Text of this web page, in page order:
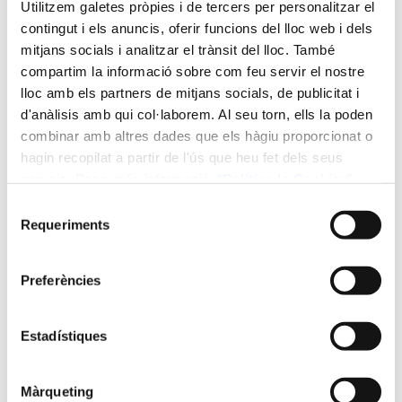
Utilitzem galetes pròpies i de tercers per personalitzar el
contingut i els anuncis, oferir funcions del lloc web i dels
mitjans socials i analitzar el trànsit del lloc. També
compartim la informació sobre com feu servir el nostre
lloc amb els partners de mitjans socials, de publicitat i
d'anàlisis amb qui col·laborem. Al seu torn, ells la poden
combinar amb altres dades que els hàgiu proporcionat o
hagin recopilat a partir de l'ús que heu fet dels seus
Requeriments
Preferències
Estadístiques
Màrqueting
Leonor Deis
David Gramaje Pérez
Diego Olmo García
Antonio Olmos Castello
Juan Emilio Palomares Rius
Durada:
Impartició:
virtual
Idiomes en que s'imparteix: